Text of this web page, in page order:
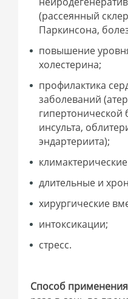
(рассеянный
Паркинсона,
повышение
холестерина;
профилактика
заболеваний
гипертонической
инсульта,
эндартериита);
длительные и
хирургические
интоксикации;
стресс.
Способ